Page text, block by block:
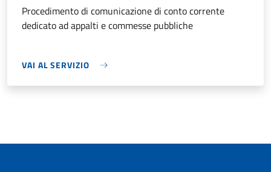
Procedimento di comunicazione di conto corrente
dedicato ad appalti e commesse pubbliche
VAI AL SERVIZIO